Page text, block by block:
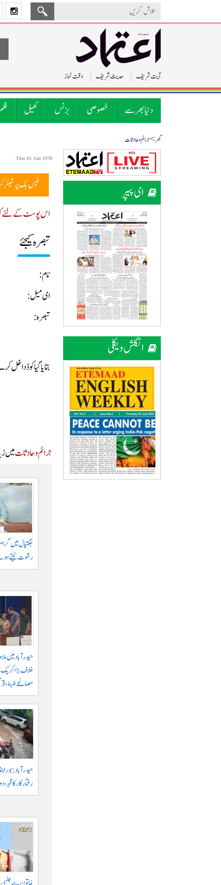
آیت شریف حدیث شریف وقت نماز
دنیا بھر سے خصوصی بزنس کھیل
گھر>جرائم و حادثات
ای پیپر
انگلش ویکلی
Thu 01 Jan 1970
فیس بک پر شیئر
اس پوسٹ کے لئے
تبصرہ کیجئے
نام:
ای میل:
تبصرہ:
بتایا گیا کوڈ داخل
جرائم و حادثاتمیں
رشوت لیتے
حیدرآباد میں
مصالحے ضبط، 3 گرفتار
حیدرآباد:
رفتار کار کا